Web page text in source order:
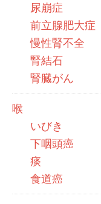
尿崩症
前立腺肥大症
慢性腎不全
腎結石
腎臓がん
喉
いびき
下咽頭癌
痰
食道癌